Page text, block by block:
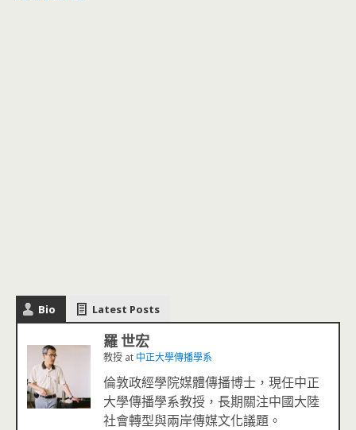
Bio Latest Posts
羅 世宏
教授 at 中正大學傳播學系
倫敦政經學院媒體傳播博士，現任中正
大學傳播學系教授，長期關注中國大陸
社會轉型與兩岸傳媒文化議題。